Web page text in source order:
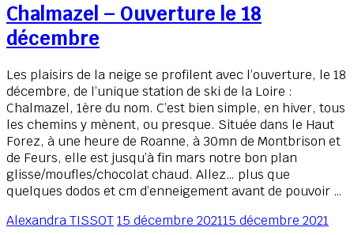
Chalmazel – Ouverture le 18
décembre
Les plaisirs de la neige se profilent avec l’ouverture, le 18
décembre, de l’unique station de ski de la Loire :
Chalmazel, 1ère du nom. C’est bien simple, en hiver, tous
les chemins y mènent, ou presque. Située dans le Haut
Forez, à une heure de Roanne, à 30mn de Montbrison et
de Feurs, elle est jusqu’à fin mars notre bon plan
glisse/moufles/chocolat chaud. Allez… plus que
quelques dodos et cm d’enneigement avant de pouvoir …
Alexandra TISSOT15 décembre 202115 décembre 2021